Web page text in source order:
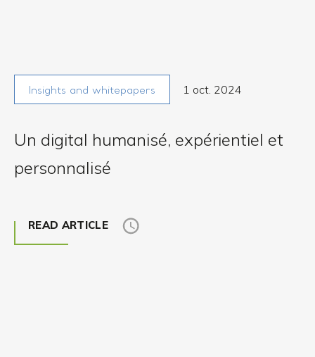
Insights and whitepapers 1 oct. 2024
Un digital humanisé, expérientiel et
personnalisé
READ ARTICLE